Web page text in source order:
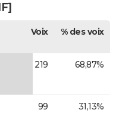
Voix % des voix
219 68,87%
99 31,13%